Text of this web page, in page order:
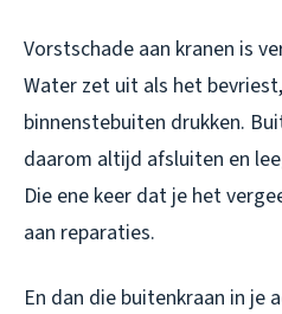
Vorstschade aan kranen is
Water zet uit als het
binnenstebuiten drukken.
daarom altijd afsluiten en
Die ene keer dat je het
aan reparaties.
En dan die buitenkraan in je